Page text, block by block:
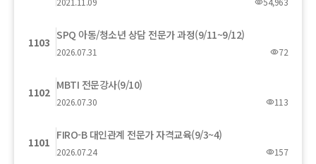
visibility
1103
SPQ 아동/청소년 상담 전문가 과정(9/11~9/12)
2026.07.31 visibility72
1102
MBTI 전문강사(9/10)
2026.07.30 visibility113
1101
FIRO-B 대인관계 전문가 자격교육(9/3~4)
2026.07.24 visibility157